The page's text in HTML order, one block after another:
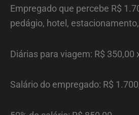
Empregado que percebe R$
pedágio, hotel,
Diárias para viagem: R$ 350,00
Salário do empregado: R$